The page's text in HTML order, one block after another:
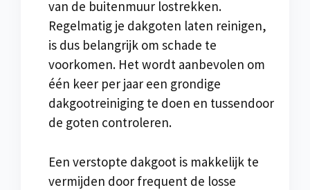
van de buitenmuur lostrekken.
Regelmatig je dakgoten laten reinigen,
is dus belangrijk om schade te
voorkomen. Het wordt aanbevolen om
één keer per jaar een grondige
dakgootreiniging te doen en tussendoor
de goten controleren.
Een verstopte dakgoot is makkelijk te
vermijden door frequent de losse